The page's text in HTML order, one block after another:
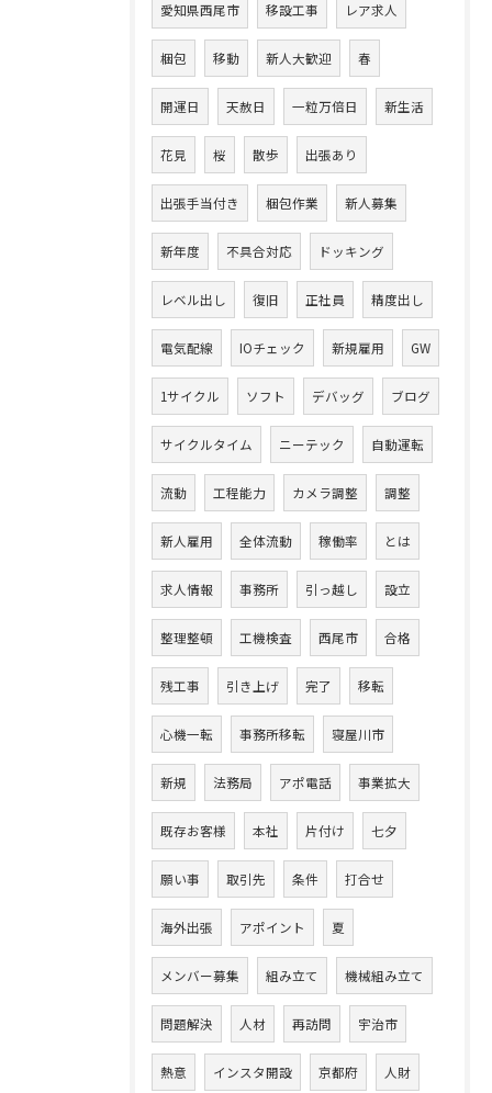
愛知県西尾市 移設工事 レア求人
梱包 移動 新人大歓迎 春
開運日 天赦日 一粒万倍日 新生活
花見 桜 散歩 出張あり
出張手当付き 梱包作業 新人募集
新年度 不具合対応 ドッキング
レベル出し 復旧 正社員 精度出し
電気配線 IOチェック 新規雇用 GW
1サイクル ソフト デバッグ ブログ
サイクルタイム ニーテック 自動運転
流動 工程能力 カメラ調整 調整
新人雇用 全体流動 稼働率 とは
求人情報 事務所 引っ越し 設立
整理整頓 工機検査 西尾市 合格
残工事 引き上げ 完了 移転
心機一転 事務所移転 寝屋川市
新規 法務局 アポ電話 事業拡大
既存お客様 本社 片付け 七夕
願い事 取引先 条件 打合せ
海外出張 アポイント 夏
メンバー募集 組み立て 機械組み立て
問題解決 人材 再訪問 宇治市
熱意 インスタ開設 京都府 人財